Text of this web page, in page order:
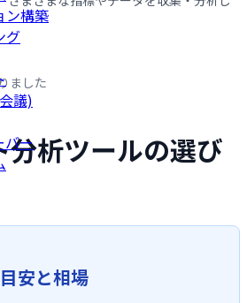
ン構築
グ
議)
バー
ました
分析ツールの選び
安と相場